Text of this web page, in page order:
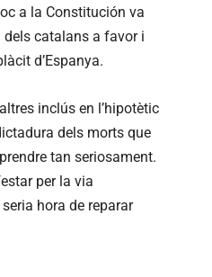
a la Constitución va
dels catalans a favor i
d’Espanya.
inclús en l’hipotètic
dels morts que
tan seriosament.
per la via
seria hora de reparar